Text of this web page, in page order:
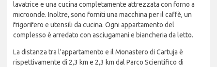
lavatrice e una cucina completamente attrezzata con forno a
microonde. Inoltre, sono forniti una macchina per il caffè, un
frigorifero e utensili da cucina. Ogni appartamento del
complesso è arredato con asciugamani e biancheria da letto.
La distanza tra l'appartamento e il Monastero di Cartuja è
rispettivamente di 2,3 km e 2,3 km dal Parco Scientifico di